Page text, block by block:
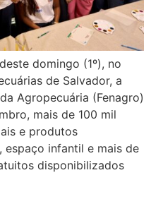
domingo (1º), no
de Salvador, a
Agropecuária (Fenagro)
mais de 100 mil
e produtos
espaço infantil e mais de
disponibilizados